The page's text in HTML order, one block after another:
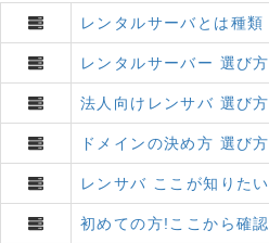
レンタルサーバとは種類
レンタルサーバー 選び方
法人向けレンサバ 選び方
ドメインの決め方 選び方
レンサバ ここが知りたい
初めての方!ここから確認